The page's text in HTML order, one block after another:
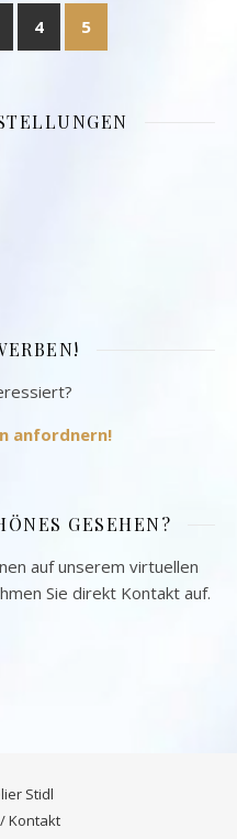
4 5
anfordnern!
GESEHEN?
auf unserem virtuellen
Sie direkt Kontakt auf.
Stidl
/Kontakt